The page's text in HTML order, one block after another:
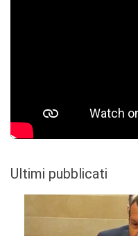
Ultimi pubblicati